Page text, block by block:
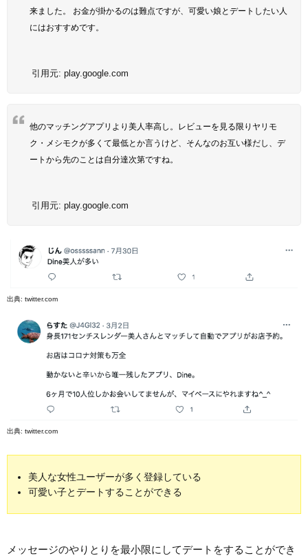
来ました。 お金が掛かるのは難点ですが、可愛い娘とデートしたい人
にはおすすめです。
引用元: play.google.com
他のマッチングアプリより美人率高し。レビューを見る限りヤリモ
ク・メシモクが多くて最低とか言うけど、そんなのお互い様だし、デ
ートから先のことは自分達次第ですね。
引用元: play.google.com
出典: twitter.com
出典: twitter.com
美人な女性ユーザーが多く登録している
可愛い子とデートすることができる
メッセージのやりとりを最小限にしてデートをすることができ